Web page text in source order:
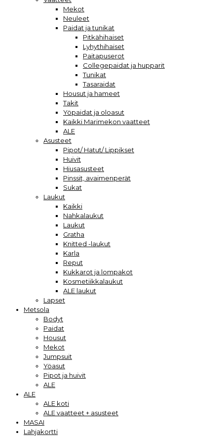
Mekot
Neuleet
Paidat ja tunikat
Pitkähihaiset
Lyhythihaiset
Paitapuserot
Collegepaidat ja hupparit
Tunikat
Tasaraidat
Housut ja hameet
Takit
Yöpaidat ja oloasut
Kaikki Marimekon vaatteet
ALE
Asusteet
Pipot/ Hatut/ Lippikset
Huivit
Hiusasusteet
Pinssit, avaimenperät
Sukat
Laukut
Kaikki
Nahkalaukut
Laukut
Gratha
Knitted -laukut
Karla
Reput
Kukkarot ja lompakot
Kosmetiikkalaukut
ALE laukut
Lapset
Metsola
Bodyt
Paidat
Housut
Mekot
Jumpsuit
Yöasut
Pipot ja huivit
ALE
ALE
ALE koti
ALE vaatteet + asusteet
MASAI
Lahjakortti